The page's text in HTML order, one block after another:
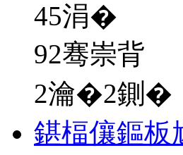
45涓�
92骞崇背
2瀹�2鍘�
鍖楅儴鏂